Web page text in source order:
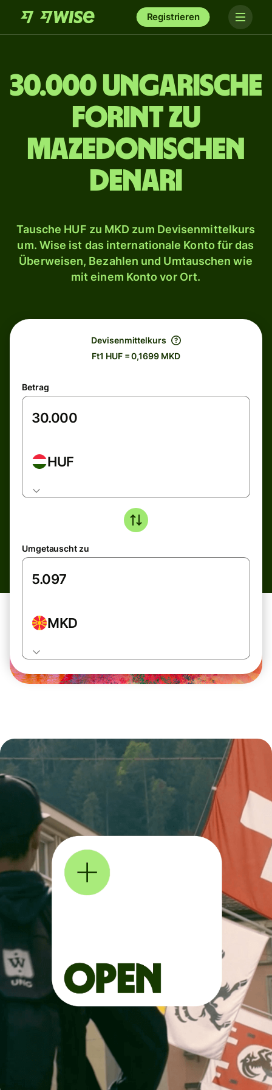
Registrieren
30.000 ungarische
Forint zu
mazedonischen
Denari
Tausche HUF zu MKD zum Devisenmittelkurs
um. Wise ist das internationale Konto für das
Überweisen, Bezahlen und Umtauschen wie
mit einem Konto vor Ort.
Devisenmittelkurs
Ft1 HUF = 0,1699 MKD
Betrag
HUF
Umgetauscht zu
MKD